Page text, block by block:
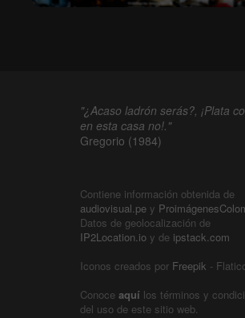
"¿Acaso ladrón serás?, ¡Plata
en esta casa no!."
Gregorio (1984)
Contiene información obtenida de
audiovisual.pe y
Datos de geolocalización de
IP2Location.io y de ipstack.com
Iconos creados por Freepik -
Conoce aquí los términos y
del uso de este sitio web.